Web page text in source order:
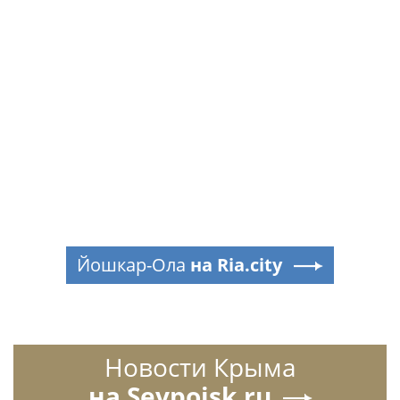
Йошкар-Ола на Ria.city
Новости Крыма